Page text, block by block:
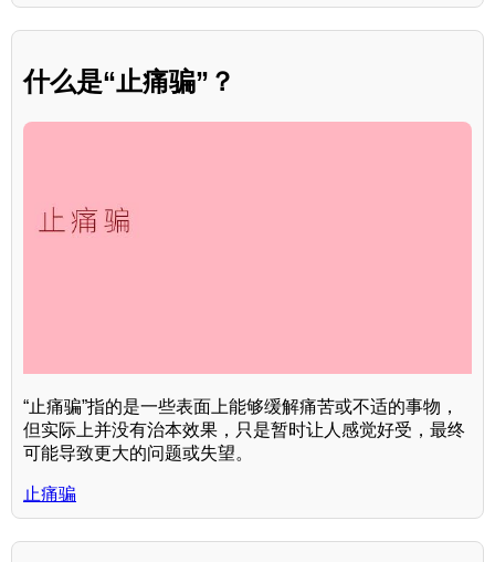
什么是“止痛骗”？
“止痛骗”指的是一些表面上能够缓解痛苦或不适的事物，
但实际上并没有治本效果，只是暂时让人感觉好受，最终
可能导致更大的问题或失望。
止痛骗